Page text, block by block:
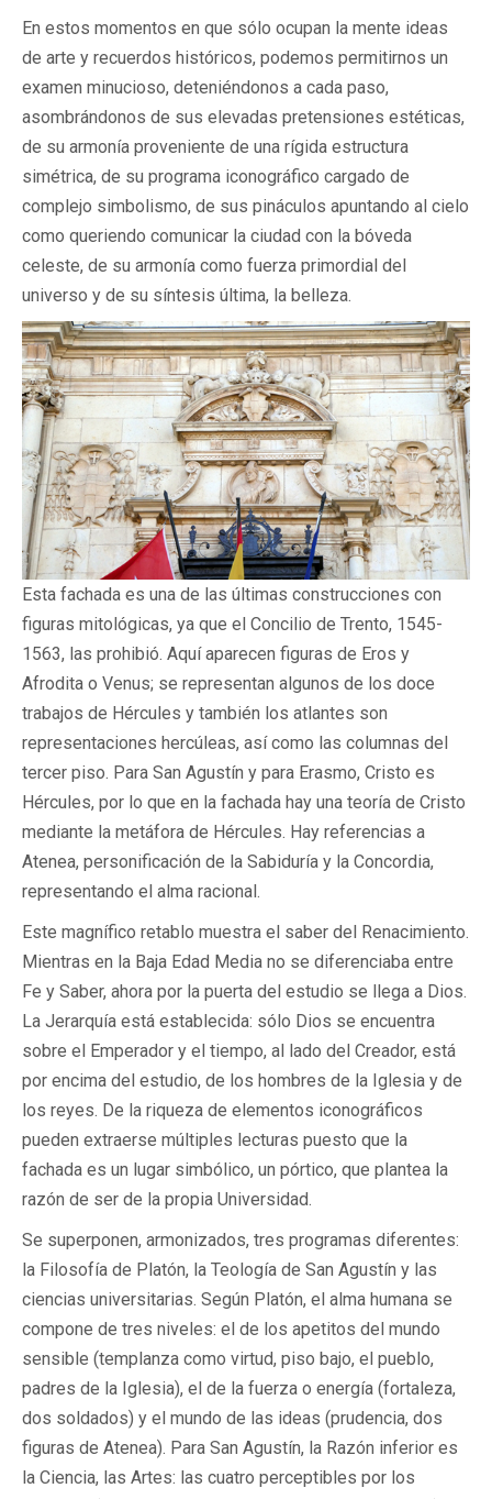
En estos momentos en que sólo ocupan la mente ideas
de arte y recuerdos históricos, podemos permitirnos un
examen minucioso, deteniéndonos a cada paso,
asombrándonos de sus elevadas pretensiones estéticas,
de su armonía proveniente de una rígida estructura
simétrica, de su programa iconográfico cargado de
complejo simbolismo, de sus pináculos apuntando al cielo
como queriendo comunicar la ciudad con la bóveda
celeste, de su armonía como fuerza primordial del
universo y de su síntesis última, la belleza.
Esta fachada es una de las últimas construcciones con
figuras mitológicas, ya que el Concilio de Trento, 1545-
1563, las prohibió. Aquí aparecen figuras de Eros y
Afrodita o Venus; se representan algunos de los doce
trabajos de Hércules y también los atlantes son
representaciones hercúleas, así como las columnas del
tercer piso. Para San Agustín y para Erasmo, Cristo es
Hércules, por lo que en la fachada hay una teoría de Cristo
mediante la metáfora de Hércules. Hay referencias a
Atenea, personificación de la Sabiduría y la Concordia,
representando el alma racional.
Este magnífico retablo muestra el saber del Renacimiento.
Mientras en la Baja Edad Media no se diferenciaba entre
Fe y Saber, ahora por la puerta del estudio se llega a Dios.
La Jerarquía está establecida: sólo Dios se encuentra
sobre el Emperador y el tiempo, al lado del Creador, está
por encima del estudio, de los hombres de la Iglesia y de
los reyes. De la riqueza de elementos iconográficos
pueden extraerse múltiples lecturas puesto que la
fachada es un lugar simbólico, un pórtico, que plantea la
razón de ser de la propia Universidad.
Se superponen, armonizados, tres programas diferentes:
la Filosofía de Platón, la Teología de San Agustín y las
ciencias universitarias. Según Platón, el alma humana se
compone de tres niveles: el de los apetitos del mundo
sensible (templanza como virtud, piso bajo, el pueblo,
padres de la Iglesia), el de la fuerza o energía (fortaleza,
dos soldados) y el mundo de las ideas (prudencia, dos
figuras de Atenea). Para San Agustín, la Razón inferior es
la Ciencia, las Artes: las cuatro perceptibles por los